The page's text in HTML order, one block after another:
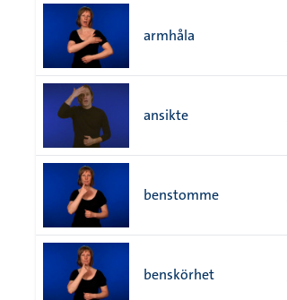
armhåla
ansikte
benstomme
benskörhet